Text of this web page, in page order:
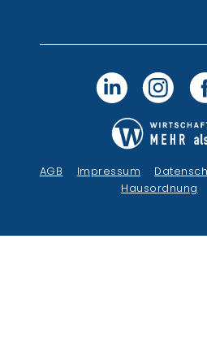
AGB Impressum
Hausordnung